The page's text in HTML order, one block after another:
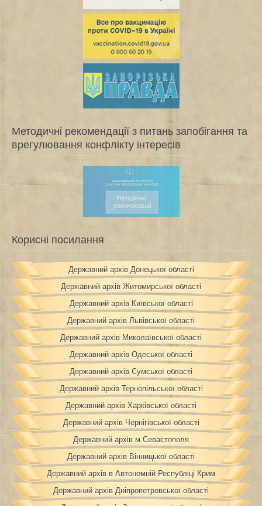
Методичні рекомендації з питань запобігання та
врегулювання конфлікту інтересів
Корисні посилання
Державний архів Донецької області
Державний архів Житомирської області
Державний архів Київської області
Державний архів Львівської області
Державний архів Миколаївської області
Державний архів Одеської області
Державний архів Сумської області
Державний архів Тернопільської області
Державний архів Харківської області
Державний архів Чернігівської області
Державний архів м.Севастополя
Державний архів Вінницької області
Державний архів в Автономній Республіці Крим
Державний архів Дніпропетровської області